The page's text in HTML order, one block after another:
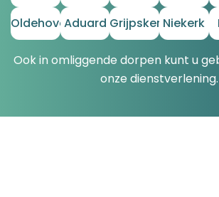
OldehoveAduard GrijpskerkNiekerk
Ook in omliggende dorpen kunt u
onze dienstverlening.